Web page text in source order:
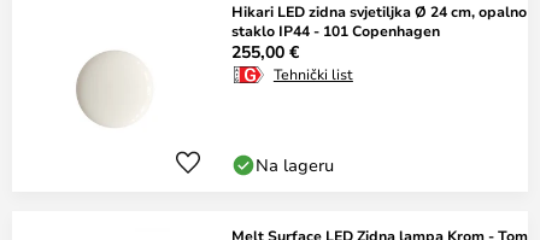
Hikari LED zidna svjetiljka Ø 24 cm, opalno
staklo IP44 - 101 Copenhagen
255,00 €
Tehnički list
Na lageru
Melt Surface LED Zidna lampa Krom - Tom